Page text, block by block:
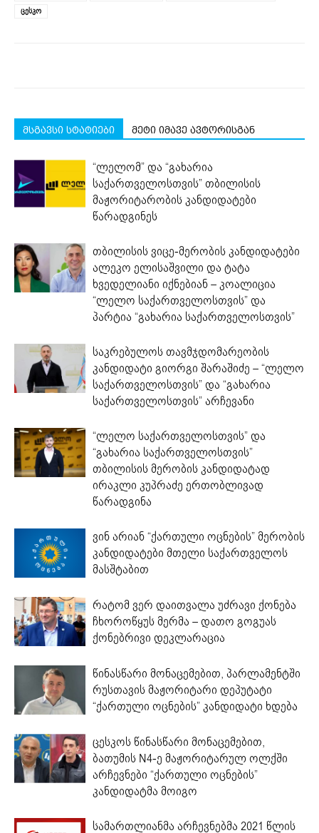
ცესკო
მსგავსი სტატიები მეტი იმავე ავტორისგან
“ლელომ” და “გახარია
საქართველოსთვის” თბილისის
მაჟორიტარობის კანდიდატები
წარადგინეს
თბილისის ვიცე-მერობის კანდიდატები
ალეკო ელისაშვილი და ტატა
ხვედელიანი იქნებიან – კოალიცია
“ლელო საქართველოსთვის” და
პარტია “გახარია საქართველოსთვის”
საკრებულოს თავმჯდომარეობის
კანდიდატი გიორგი შარაშიძე – “ლელო
საქართველოსთვის” და “გახარია
საქართველოსთვის” არჩევანი
“ლელო საქართველოსთვის” და
“გახარია საქართველოსთვის”
თბილისის მერობის კანდიდატად
ირაკლი კუპრაძე ერთობლივად
წარადგინა
ვინ არიან “ქართული ოცნების” მერობის
კანდიდატები მთელი საქართველოს
მასშტაბით
რატომ ვერ დაითვალა უძრავი ქონება
ჩხოროწყუს მერმა – დათო გოგუას
ქონებრივი დეკლარაცია
წინასწარი მონაცემებით, პარლამენტში
რუსთავის მაჟორიტარი დეპუტატი
“ქართული ოცნების” კანდიდატი ხდება
ცესკოს წინასწარი მონაცემებით,
ბათუმის N4-ე მაჟორიტარულ ოლქში
არჩევნები “ქართული ოცნების”
კანდიდატმა მოიგო
სამართლიანმა არჩევნებმა 2021 წლის